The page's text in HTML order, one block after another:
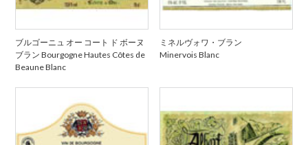
ブルゴーニュ オー コート ド ボーヌ
ブラン Bourgogne Hautes Côtes de
Beaune Blanc
ミネルヴォワ・ブラン
Minervois Blanc